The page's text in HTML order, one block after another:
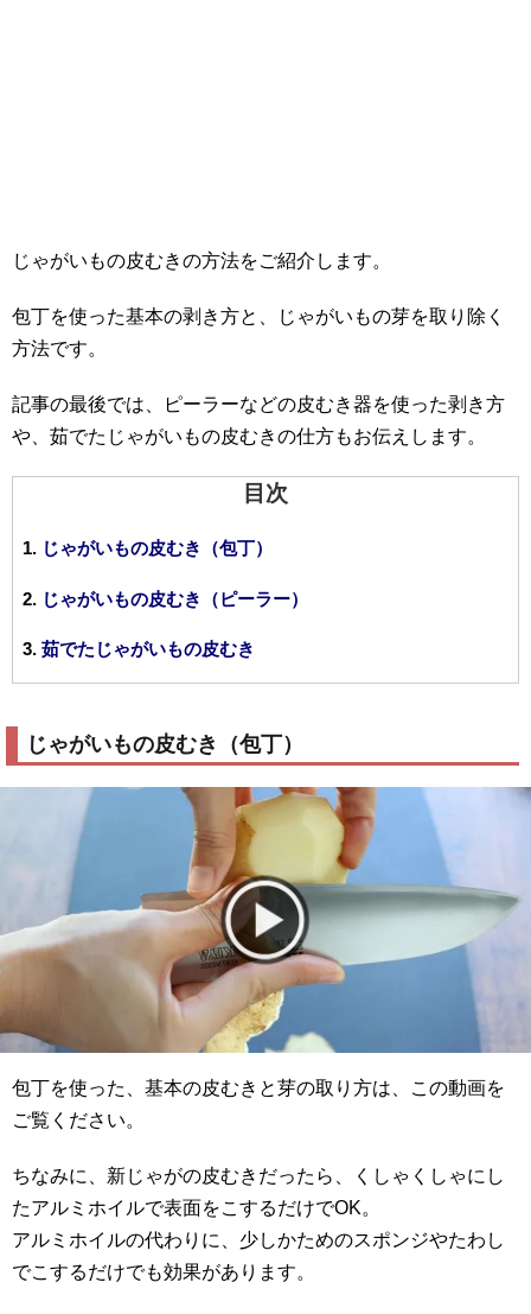
じゃがいもの皮むきの方法をご紹介します。
包丁を使った基本の剥き方と、じゃがいもの芽を取り除く
方法です。
記事の最後では、ピーラーなどの皮むき器を使った剥き方
や、茹でたじゃがいもの皮むきの仕方もお伝えします。
目次
じゃがいもの皮むき（包丁）
じゃがいもの皮むき（ピーラー）
茹でたじゃがいもの皮むき
じゃがいもの皮むき（包丁）
包丁を使った、基本の皮むきと芽の取り方は、この動画を
ご覧ください。
ちなみに、新じゃがの皮むきだったら、くしゃくしゃにし
たアルミホイルで表面をこするだけでOK。
アルミホイルの代わりに、少しかためのスポンジやたわし
でこするだけでも効果があります。